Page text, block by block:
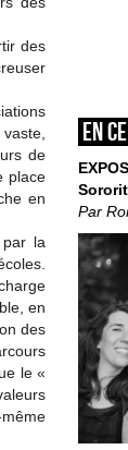
des
de
place
en
par la
en
des
le «
En
Par